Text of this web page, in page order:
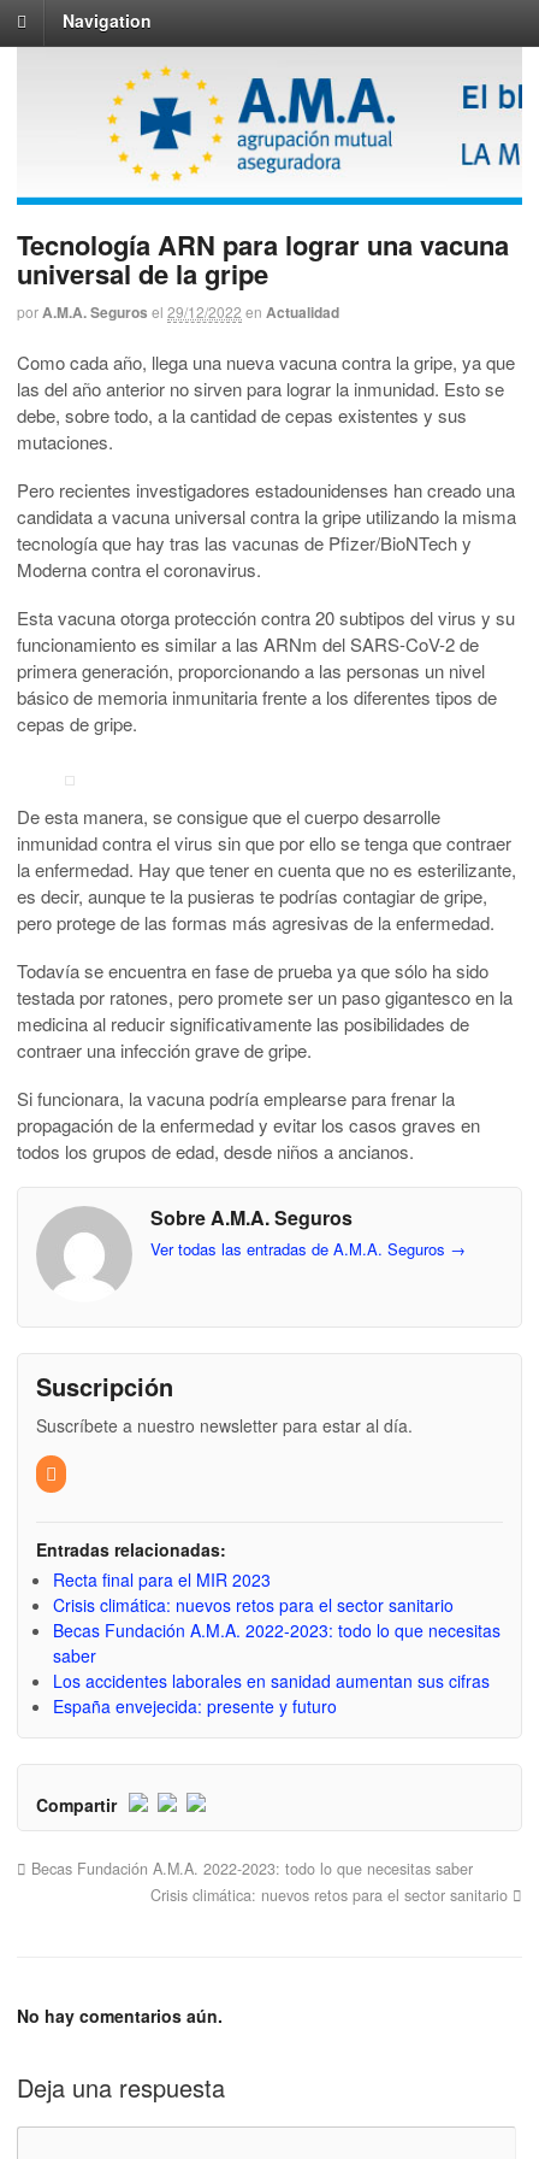
Navigation
Tecnología ARN para lograr una vacuna
universal de la gripe
porA.M.A. Seguros el 29/12/2022 en Actualidad
Como cada año, llega una nueva vacuna contra la gripe, ya que
las del año anterior no sirven para lograr la inmunidad. Esto se
debe, sobre todo, a la cantidad de cepas existentes y sus
mutaciones.
Pero recientes investigadores estadounidenses han creado una
candidata a vacuna universal contra la gripe utilizando la misma
tecnología que hay tras las vacunas de Pfizer/BioNTech y
Moderna contra el coronavirus.
Esta vacuna otorga protección contra 20 subtipos del virus y su
funcionamiento es similar a las ARNm del SARS-CoV-2 de
primera generación, proporcionando a las personas un nivel
básico de memoria inmunitaria frente a los diferentes tipos de
cepas de gripe.
De esta manera, se consigue que el cuerpo desarrolle
inmunidad contra el virus sin que por ello se tenga que contraer
la enfermedad. Hay que tener en cuenta que no es esterilizante,
es decir, aunque te la pusieras te podrías contagiar de gripe,
pero protege de las formas más agresivas de la enfermedad.
Todavía se encuentra en fase de prueba ya que sólo ha sido
testada por ratones, pero promete ser un paso gigantesco en la
medicina al reducir significativamente las posibilidades de
contraer una infección grave de gripe.
Si funcionara, la vacuna podría emplearse para frenar la
propagación de la enfermedad y evitar los casos graves en
todos los grupos de edad, desde niños a ancianos.
Sobre A.M.A. Seguros
Ver todas las entradas de A.M.A. Seguros →
Suscripción
Suscríbete a nuestro newsletter para estar al día.
Entradas relacionadas:
Recta final para el MIR 2023
Crisis climática: nuevos retos para el sector sanitario
Becas Fundación A.M.A. 2022-2023: todo lo que necesitas
saber
Los accidentes laborales en sanidad aumentan sus cifras
España envejecida: presente y futuro
Compartir
Becas Fundación A.M.A. 2022-2023: todo lo que necesitas saber
Crisis climática: nuevos retos para el sector sanitario
No hay comentarios aún.
Deja una respuesta